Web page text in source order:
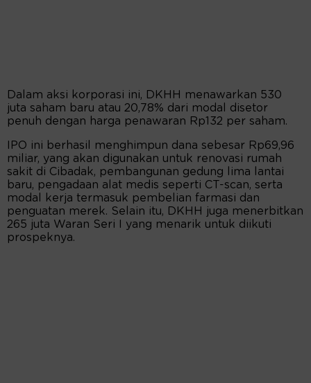
Dalam aksi korporasi ini, DKHH menawarkan 530
juta saham baru atau 20,78% dari modal disetor
penuh dengan harga penawaran Rp132 per saham.
IPO ini berhasil menghimpun dana sebesar Rp69,96
miliar, yang akan digunakan untuk renovasi rumah
sakit di Cibadak, pembangunan gedung lima lantai
baru, pengadaan alat medis seperti CT-scan, serta
modal kerja termasuk pembelian farmasi dan
penguatan merek. Selain itu, DKHH juga menerbitkan
265 juta Waran Seri I yang menarik untuk diikuti
prospeknya.